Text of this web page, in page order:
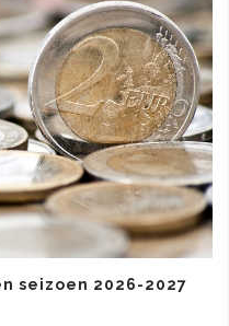
seizoen 2026-2027